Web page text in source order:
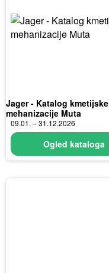
Jager - Katalog kmetijske
mehanizacije Muta
09.01. – 31.12.2026
Ogled kataloga